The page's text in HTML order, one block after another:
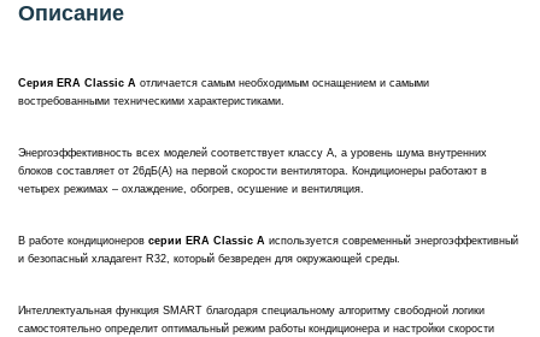
Описание
Серия ERA Classic A отличается самым необходимым оснащением и самыми
востребованными техническими характеристиками.
Энергоэффективность всех моделей соответствует классу А, а уровень шума внутренних
блоков составляет от 26дБ(А) на первой скорости вентилятора. Кондиционеры работают в
четырех режимах – охлаждение, обогрев, осушение и вентиляция.
В работе кондиционеров серии ERA Classic A используется современный энергоэффективный
и безопасный хладагент R32, который безвреден для окружающей среды.
Интеллектуальная функция SMART благодаря специальному алгоритму свободной логики
самостоятельно определит оптимальный режим работы кондиционера и настройки скорости